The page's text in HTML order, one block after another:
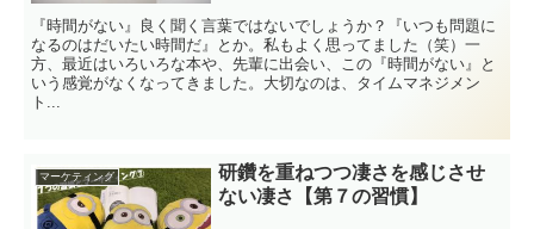
『時間がない』良く聞く言葉ではないでしょうか？『いつも問題に
なるのはだいたい時間だ』とか。私もよく思ってました（笑）一
方、最近はいろいろな本や、先輩に出会い、この『時間がない』と
いう感覚がなくなってきました。大切なのは、タイムマネジメン
ト...
マーケティング
研鑽を重ねつつ凄さを感じさせ
ない凄さ【第７の習慣】